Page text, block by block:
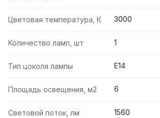
Цветовая температура, К 3000
Количество ламп, шт 1
Тип цоколя лампы E14
Площадь освещения, м2 6
Световой поток, лм 1560